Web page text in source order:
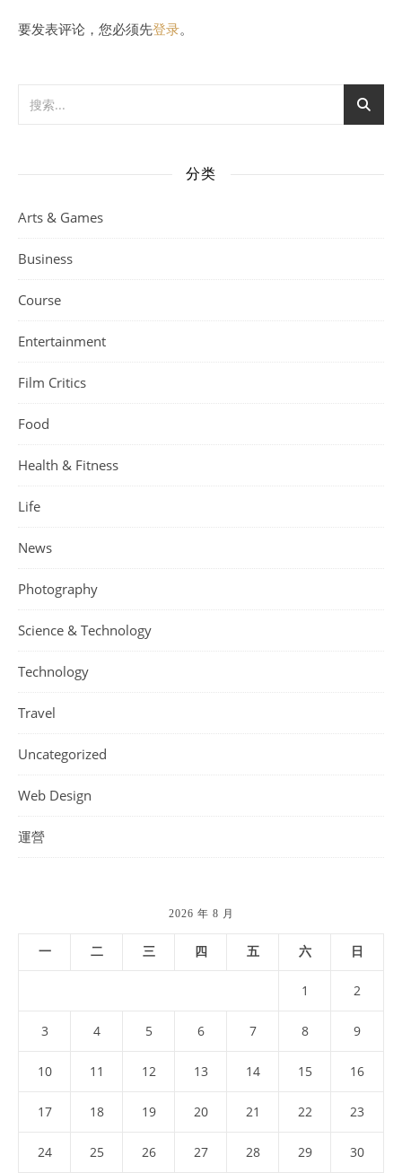
要发表评论，您必须先登录。
分类
Arts & Games
Business
Course
Entertainment
Film Critics
Food
Health & Fitness
Life
News
Photography
Science & Technology
Technology
Travel
Uncategorized
Web Design
運營
2026 年 8 月
一 二 三 四 五 六 日
1 2
3 4 5 6 7 8 9
10 11 12 13 14 15 16
17 18 19 20 21 22 23
24 25 26 27 28 29 30